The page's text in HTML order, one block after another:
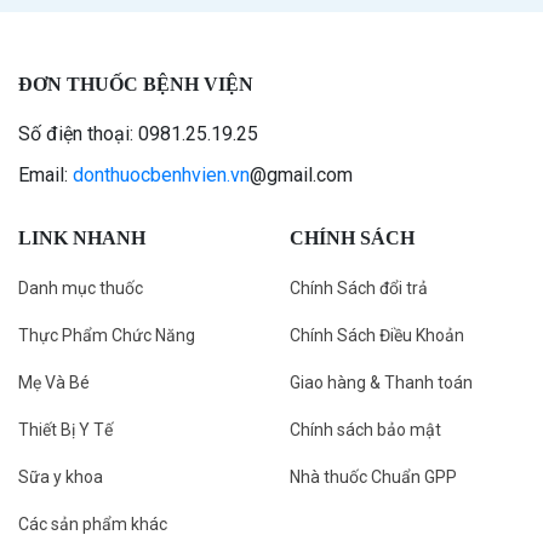
ĐƠN THUỐC BỆNH VIỆN
Số điện thoại: 0981.25.19.25
Email: donthuocbenhvien.vn@gmail.com
LINK NHANH
Danh mục thuốc
Thực Phẩm Chức Năng
Mẹ Và Bé
Thiết Bị Y Tế
Sữa y khoa
Các sản phẩm khác
CHÍNH SÁCH
Chính Sách đổi trả
Chính Sách Điều Khoản
Giao hàng & Thanh toán
Chính sách bảo mật
Nhà thuốc Chuẩn GPP